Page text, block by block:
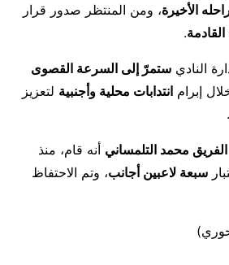
الأخيرة، ومن المنتظر صدور قرار
القادمة.
النادي ستمرّ إلى السرعة القصوى
إبرام انتدابات محلية وأجنبية لتعزيز
محمد التلمساني أنه قام، منذ
سبعة لاعبين أجانب، وتم الاحتفاظ